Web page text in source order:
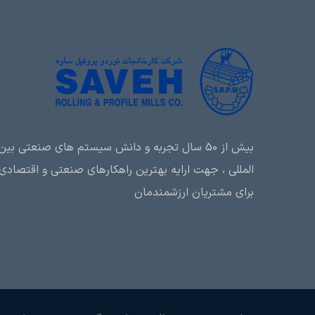
بیش از 50 سال تجربه و دانش سیستم های صنعتی
المللی ، جهت ارایه بهترین راهکارهای صنعتی و اقتصادی
برای مشتریان ارزشمندمان